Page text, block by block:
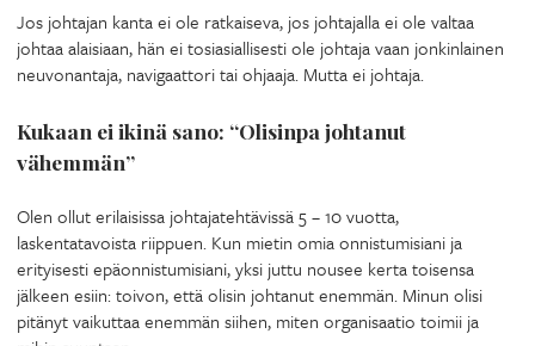
Jos johtajan kanta ei ole ratkaiseva, jos johtajalla ei ole valtaa
johtaa alaisiaan, hän ei tosiasiallisesti ole johtaja vaan jonkinlainen
neuvonantaja, navigaattori tai ohjaaja. Mutta ei johtaja.
Kukaan ei ikinä sano: “Olisinpa johtanut
vähemmän”
Olen ollut erilaisissa johtajatehtävissä 5 – 10 vuotta,
laskentatavoista riippuen. Kun mietin omia onnistumisiani ja
erityisesti epäonnistumisiani, yksi juttu nousee kerta toisensa
jälkeen esiin: toivon, että olisin johtanut enemmän. Minun olisi
pitänyt vaikuttaa enemmän siihen, miten organisaatio toimii ja